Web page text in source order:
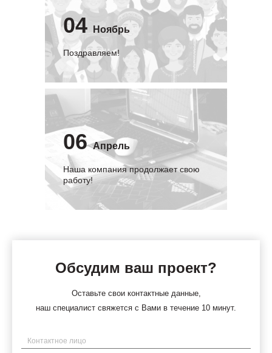
04 Ноябрь
Поздравляем!
06 Апрель
Наша компания продолжает свою
работу!
Обсудим ваш проект?
Оставьте свои контактные данные,
наш специалист свяжется с Вами в течение 10 минут.
Имя